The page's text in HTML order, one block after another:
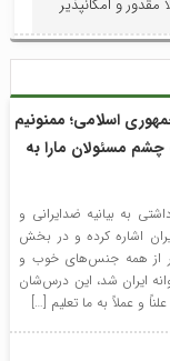
مقدور و امکانپذیر
شهرستان: توسعه
است
منطقه آزاد انزلی و
سازمان دیدار کرد
حضور وزیر فرهنگ و
اعلام شد
کریم با حضور
اسلامی؛ ممنونیم
مسئولان مارا به
به بیانیه ضدایرانی و
اشاره کرده و در بخش
از همه جنس‌های خوب و
ایران شد، این درس‌شان
و عملاً به ما تعلیم […]